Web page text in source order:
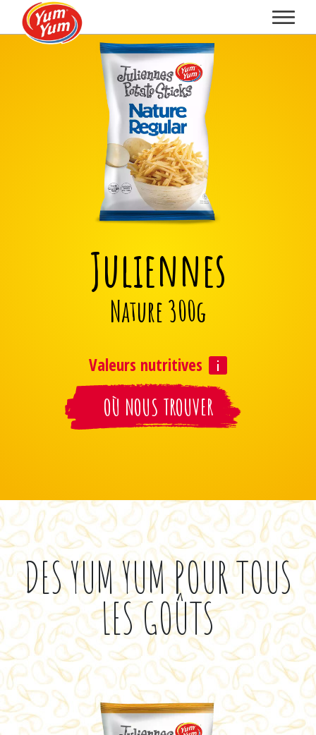
Juliennes
Nature 300g
Valeurs nutritives
OÙ NOUS TROUVER
DES YUM YUM POUR TOUS
LES GOÛTS